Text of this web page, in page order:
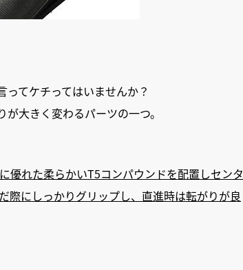
てケチってはいませんか？
大きく変わるパーツの一つ。
優れた柔らかいT5コンパウンドを配置しセンタ
際にしっかりグリップし、直進時は転がりが良